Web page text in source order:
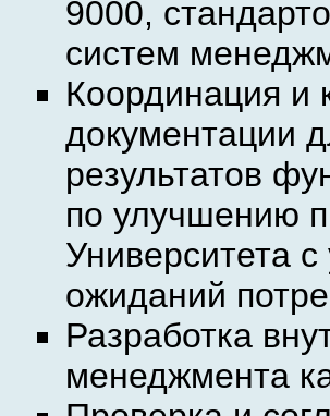
9000,
систем
Координация и
документации
результатов
по улучшению
Университета
ожиданий
Разработка
менеджмента